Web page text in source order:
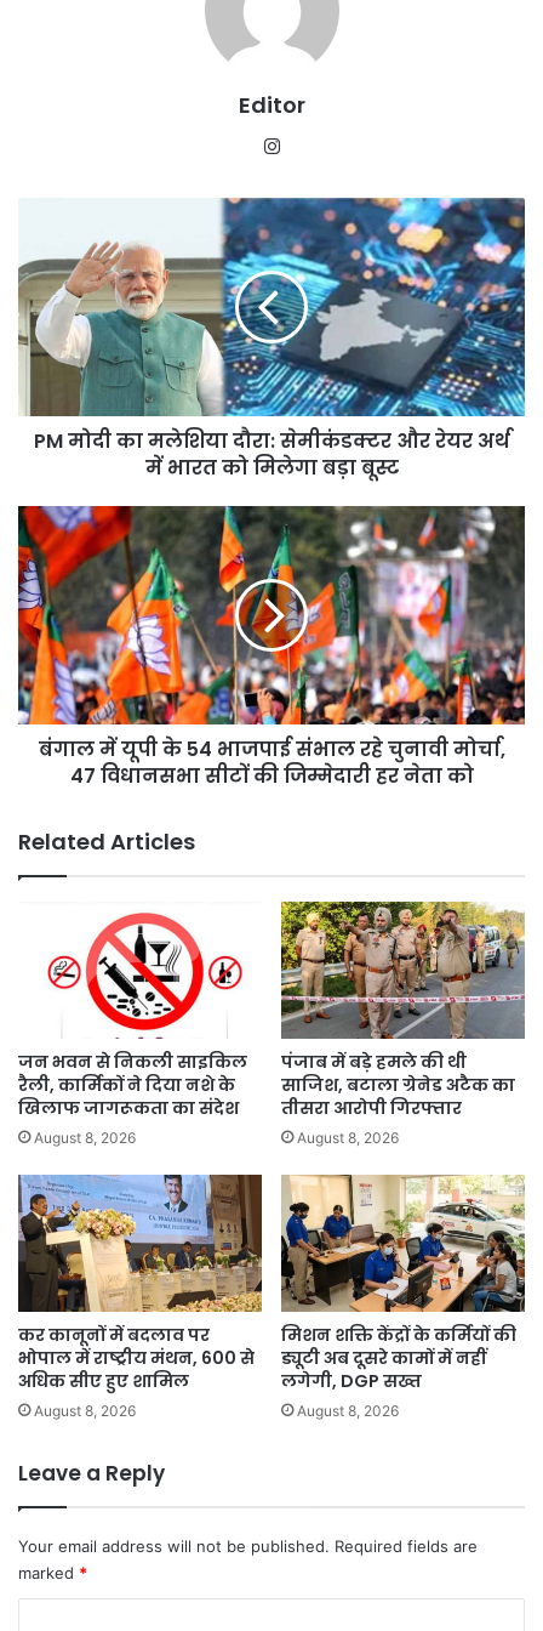
Editor
का
मलेशिया
दौरा:
सेमीकंडक्टर
और
अर्थ
मिलेगा
बड़ा
बूस्ट
PM मोदी का मलेशिया दौरा: सेमीकंडक्टर और रेयर अर्थ
में भारत को मिलेगा बड़ा बूस्ट
बंगाल
में
यूपी
के
54
भाजपाई
संभाल
रहे
चुनावी
मोर्चा,
की
जिम्मेदारी
बंगाल में यूपी के 54 भाजपाई संभाल रहे चुनावी मोर्चा,
47 विधानसभा सीटों की जिम्मेदारी हर नेता को
Related Articles
जन भवन से निकली साइकिल
रैली, कार्मिकों ने दिया नशे के
खिलाफ जागरूकता का संदेश
August 8, 2026
पंजाब में बड़े हमले की थी
साजिश, बटाला ग्रेनेड अटैक का
तीसरा आरोपी गिरफ्तार
August 8, 2026
कर कानूनों में बदलाव पर
भोपाल में राष्ट्रीय मंथन, 600 से
अधिक सीए हुए शामिल
August 8, 2026
मिशन शक्ति केंद्रों के कर्मियों की
ड्यूटी अब दूसरे कामों में नहीं
लगेगी, DGP सख्त
August 8, 2026
Leave a Reply
Your email address will not be published. Required fields are
marked *